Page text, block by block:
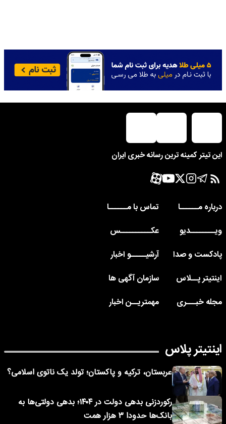
این تیتر کمینه ترین رسانه خبری ایران
درباره مــــــا
تماس با مــــــا
ویــــــــدیو
عکــــــــــس
پادکست و صدا
آرشیـــــو اخبار
اینتیتر پــلاس
سازمان آگهی ها
مجله خبـــری
مهمتریــن اخبار
اینتیتر پلاس
عربستان، ترکیه و پاکستان؛ تولد یک ناتوی اسلامی؟
رکوردزنی بدهی دولت در ۱۴۰۴؛ بدهی دولتی‌ها به
بانک‌ها حدودا ۳ هزار همت